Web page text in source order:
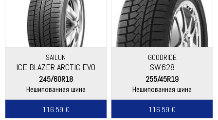
SAILUN
ICE BLAZER ARCTIC EVO
245/60R18
Нешипованная шина
116.59 €
GOODRIDE
SW628
255/45R19
Нешипованная шина
116.59 €